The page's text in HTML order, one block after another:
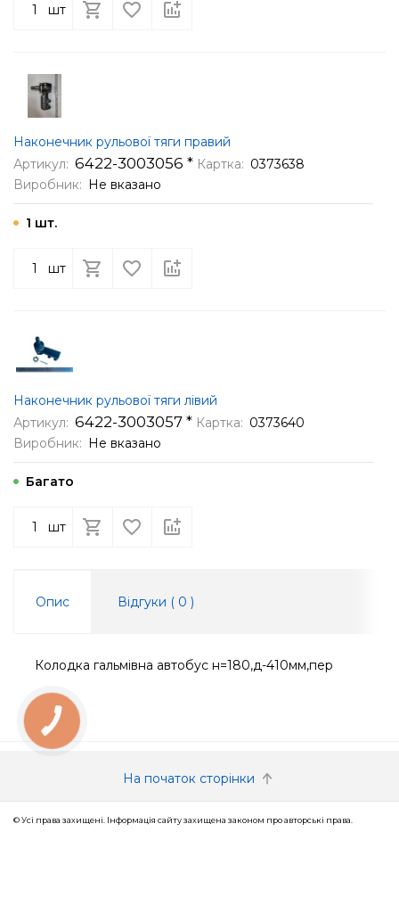
шт
Наконечник рульової тяги правий
Артикул: 6422-3003056 * Картка: 0373638
Виробник: Не вказано
1 шт.
шт
Наконечник рульової тяги лівий
Артикул: 6422-3003057 * Картка: 0373640
Виробник: Не вказано
Багато
шт
Опис Відгуки ( 0 )
Колодка гальмівна автобус н=180,д-410мм,пер
На початок сторінки
© Усі права захищені. Інформація сайту захищена законом про авторські права.
КНОПКА
ЗВ'ЯЗКУ